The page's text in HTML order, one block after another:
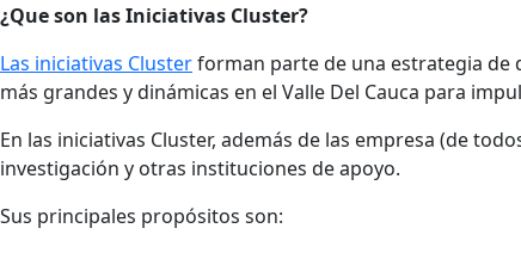
¿Que son las Iniciativas Cluster?
Las iniciativas Clusterforman parte de una estrategia
más grandes y dinámicas en el Valle Del Cauca para
En las iniciativas Cluster, además de las empresa (de
investigación y otras instituciones de apoyo.
Sus principales propósitos son: